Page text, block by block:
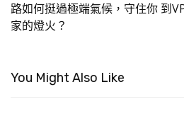
路如何挺過極端氣候，守住你
家的燈火？
到
You Might Also Like